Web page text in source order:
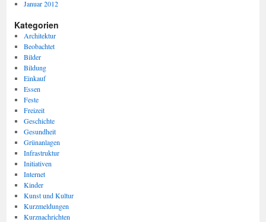
Januar 2012
Kategorien
Architektur
Beobachtet
Bilder
Bildung
Einkauf
Essen
Feste
Freizeit
Geschichte
Gesundheit
Grünanlagen
Infrastruktur
Initiativen
Internet
Kinder
Kunst und Kultur
Kurzmeldungen
Kurznachrichten